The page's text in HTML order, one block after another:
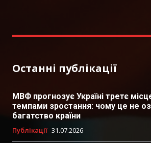
Останні публікації
МВФ прогнозує Україні третє
темпами зростання: чому це не
багатство країни
Публікації 31.07.2026